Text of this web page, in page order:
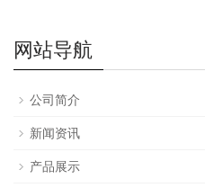
网站导航
公司简介
新闻资讯
产品展示